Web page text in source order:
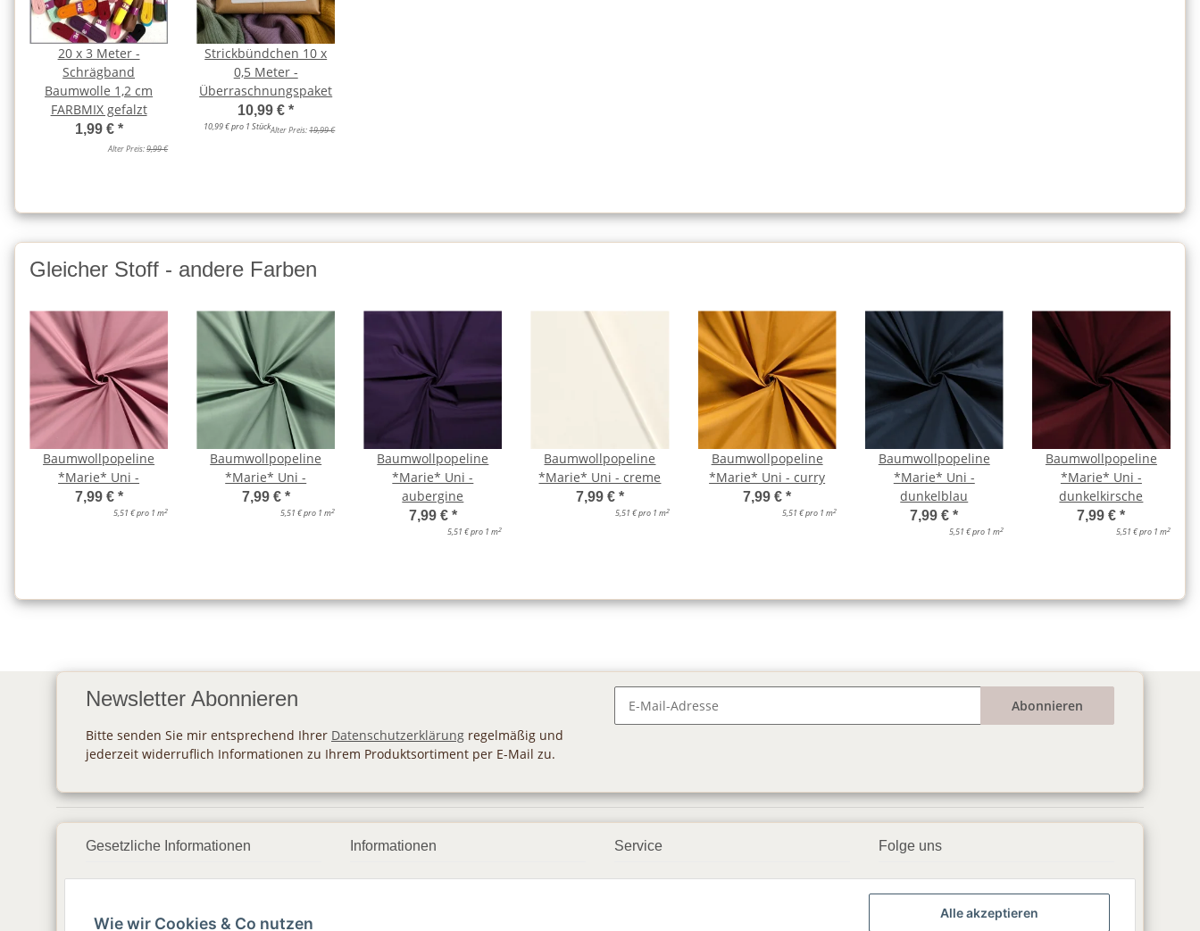
20 x 3 Meter -
Schrägband
Baumwolle 1,2 cm
FARBMIX gefalzt
1,99 € *
Alter Preis:9,99 €
Strickbündchen 10 x
0,5 Meter -
Überraschnungspaket
10,99 €*
10,99 € pro 1 StückAlter Preis:19,99 €
Gleicher Stoff - andere Farben
Baumwollpopeline
*Marie* Uni -
7,99 € *
5,51 € pro 1 m2
Baumwollpopeline
*Marie* Uni -
7,99 € *
5,51 € pro 1 m2
Baumwollpopeline
*Marie* Uni -
aubergine
7,99 € *
5,51 € pro 1 m2
Baumwollpopeline
*Marie* Uni - creme
7,99 € *
5,51 € pro 1 m2
Baumwollpopeline
*Marie* Uni - curry
7,99 €*
5,51 € pro 1 m2
Baumwollpopeline
*Marie* Uni -
dunkelblau
7,99 €*
5,51 € pro 1 m2
Baumwollpopeline
*Marie* Uni -
dunkelkirsche
7,99 €*
5,51 € pro 1 m2
Newsletter Abonnieren
Bitte senden Sie mir entsprechend Ihrer Datenschutzerklärung regelmäßig und
jederzeit widerruflich Informationen zu Ihrem Produktsortiment per E-Mail zu.
Abonnieren
Gesetzliche Informationen
AGB
Informationen Service Folge uns
▶️ YouTube
Wie wir Cookies & Co nutzen
Alle akzeptieren